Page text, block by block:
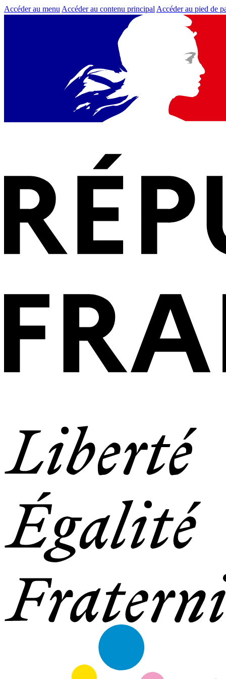
Accéder au menu Accéder au contenu principal Accéder au pied de